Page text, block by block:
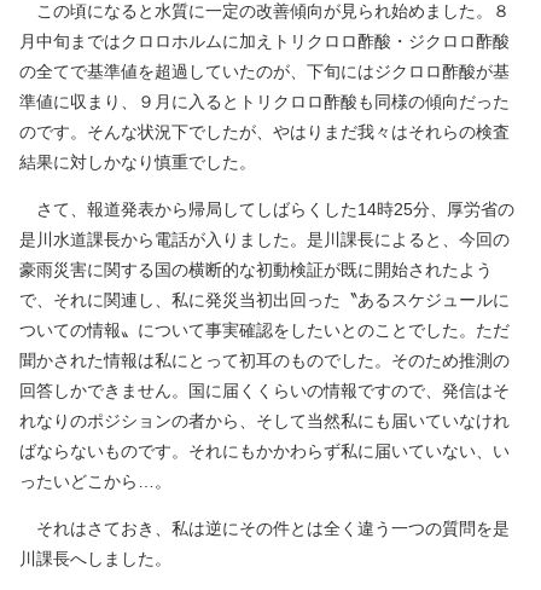
この頃になると水質に一定の改善傾向が見られ始めました。８
月中旬まではクロロホルムに加えトリクロロ酢酸・ジクロロ酢酸
の全てで基準値を超過していたのが、下旬にはジクロロ酢酸が基
準値に収まり、９月に入るとトリクロロ酢酸も同様の傾向だった
のです。そんな状況下でしたが、やはりまだ我々はそれらの検査
結果に対しかなり慎重でした。
さて、報道発表から帰局してしばらくした14時25分、厚労省の
是川水道課長から電話が入りました。是川課長によると、今回の
豪雨災害に関する国の横断的な初動検証が既に開始されたよう
で、それに関連し、私に発災当初出回った〝あるスケジュールに
ついての情報〟について事実確認をしたいとのことでした。ただ
聞かされた情報は私にとって初耳のものでした。そのため推測の
回答しかできません。国に届くくらいの情報ですので、発信はそ
れなりのポジションの者から、そして当然私にも届いていなけれ
ばならないものです。それにもかかわらず私に届いていない、い
ったいどこから…。
それはさておき、私は逆にその件とは全く違う一つの質問を是
川課長へしました。